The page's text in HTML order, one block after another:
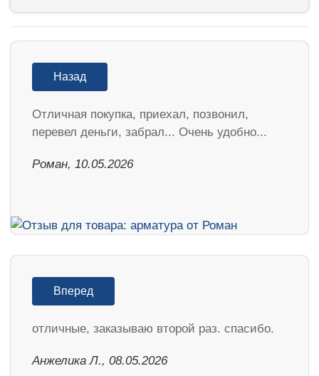
Назад
Отличная покупка, приехал, позвонил,
перевел деньги, забрал... Очень удобно...
Роман, 10.05.2026
Вперед
отличные, заказываю второй раз. спасибо.
Анжелика Л., 08.05.2026